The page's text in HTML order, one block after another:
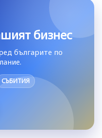
бизнес
българите по
СЪБИТИЯ